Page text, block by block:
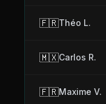
🇫🇷Théo L.
🇲🇽Carlos R.
🇫🇷Maxime V.